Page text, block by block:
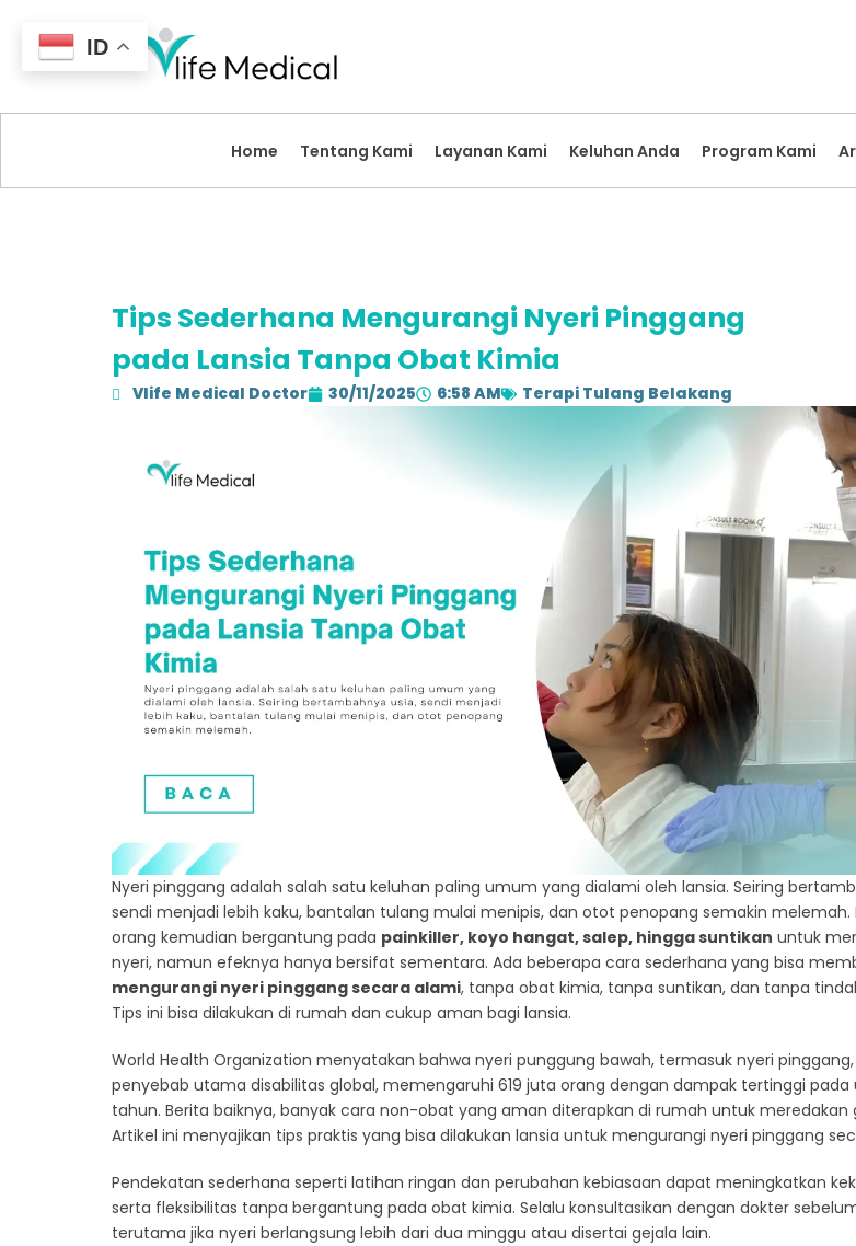
Home Tentang Kami Layanan Kami Keluhan Anda Program Kami
Tips Sederhana Mengurangi Nyeri Pinggang
pada Lansia Tanpa Obat Kimia
Vlife Medical Doctor 30/11/2025 6:58 AM Terapi Tulang Belakang
Nyeri pinggang adalah salah satu keluhan paling umum yang dialami oleh lansia. Seiring
sendi menjadi lebih kaku, bantalan tulang mulai menipis, dan otot penopang semakin melemah.
orang kemudian bergantung pada painkiller, koyo hangat, salep, hingga suntikan untuk
nyeri, namun efeknya hanya bersifat sementara. Ada beberapa cara sederhana yang bisa
mengurangi nyeri pinggang secara alami, tanpa obat kimia, tanpa suntikan, dan tanpa
Tips ini bisa dilakukan di rumah dan cukup aman bagi lansia.
World Health Organization menyatakan bahwa nyeri punggung bawah, termasuk nyeri
penyebab utama disabilitas global, memengaruhi 619 juta orang dengan dampak tertinggi pada
tahun. Berita baiknya, banyak cara non-obat yang aman diterapkan di rumah untuk meredakan
Artikel ini menyajikan tips praktis yang bisa dilakukan lansia untuk mengurangi nyeri pinggang
Pendekatan sederhana seperti latihan ringan dan perubahan kebiasaan dapat meningkatkan
serta fleksibilitas tanpa bergantung pada obat kimia. Selalu konsultasikan dengan dokter
terutama jika nyeri berlangsung lebih dari dua minggu atau disertai gejala lain.
ID